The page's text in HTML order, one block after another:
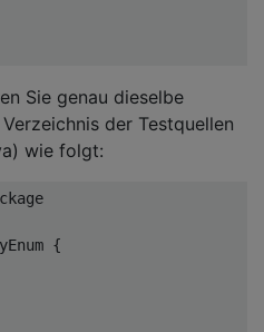
Sie genau dieselbe
der Testquellen
wie folgt:
{